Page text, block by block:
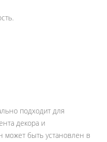
подходит для
декора и
может быть установлен в